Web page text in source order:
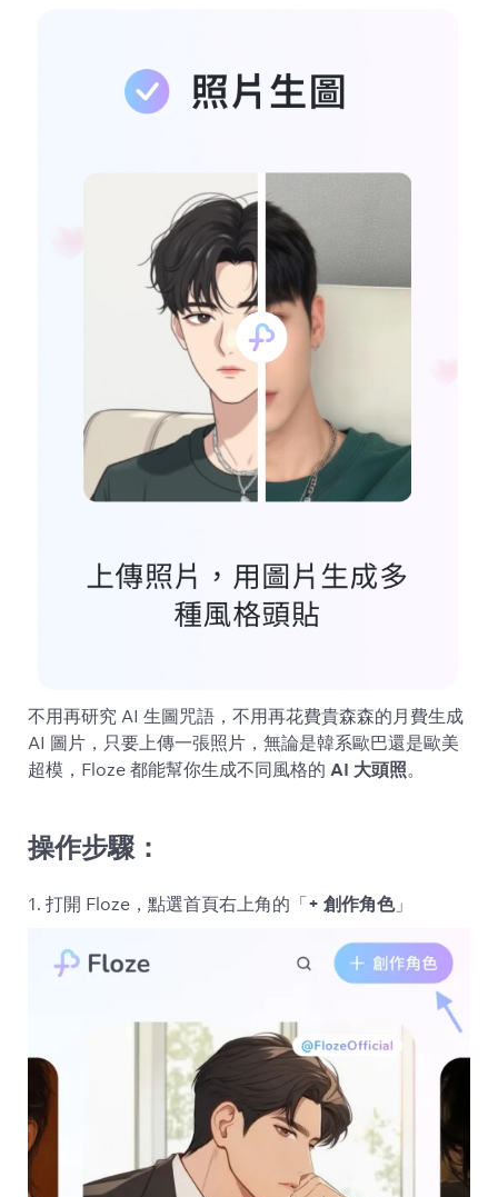
不用再研究 AI 生圖咒語，不用再花費貴森森的月費生成
AI 圖片，只要上傳一張照片，無論是韓系歐巴還是歐美
超模，Floze 都能幫你生成不同風格的 AI 大頭照。
操作步驟：
1. 打開 Floze，點選首頁右上角的「+ 創作角色」